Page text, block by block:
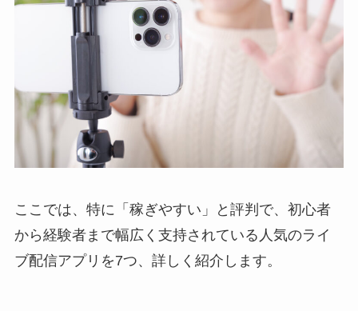
ここでは、特に「稼ぎやすい」と評判で、初心者
から経験者まで幅広く支持されている人気のライ
ブ配信アプリを7つ、詳しく紹介します。